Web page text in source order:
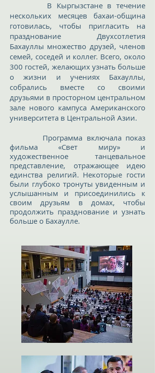
В Кыргызстане в течение
нескольких месяцев бахаи-община
готовилась, чтобы пригласить на
празднование Двухсотлетия
Бахауллы множество друзей, членов
семей, соседей и коллег. Всего, около
300 гостей, желающих узнать больше
о жизни и учениях Бахауллы,
собрались вместе со своими
друзьями в просторном центральном
зале нового кампуса Американского
университета в Центральной Азии.
Программа включала показ
фильма «Свет миру» и
художественное танцевальное
представление, отражающее идею
единства религий. Некоторые гости
были глубоко тронуты увиденным и
услышанным и присоединились к
своим друзьям в домах, чтобы
продолжить празднование и узнать
больше о Бахаулле.